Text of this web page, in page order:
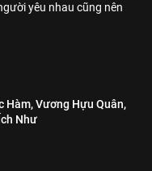
yêu nhau cũng nên
Hàm,Vương Hựu Quân,
Như